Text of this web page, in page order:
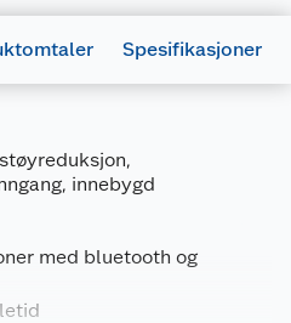
Spesifikasjoner
innebygd
med bluetooth og
111191020380